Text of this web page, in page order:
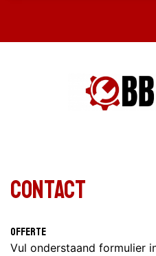
Contact
Offerte
Vul onderstaand formulier